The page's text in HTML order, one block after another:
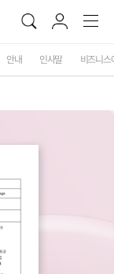
안내 인사말 비즈니스